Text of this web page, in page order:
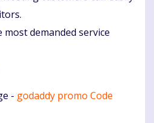
demanded service
- godaddy promo Code